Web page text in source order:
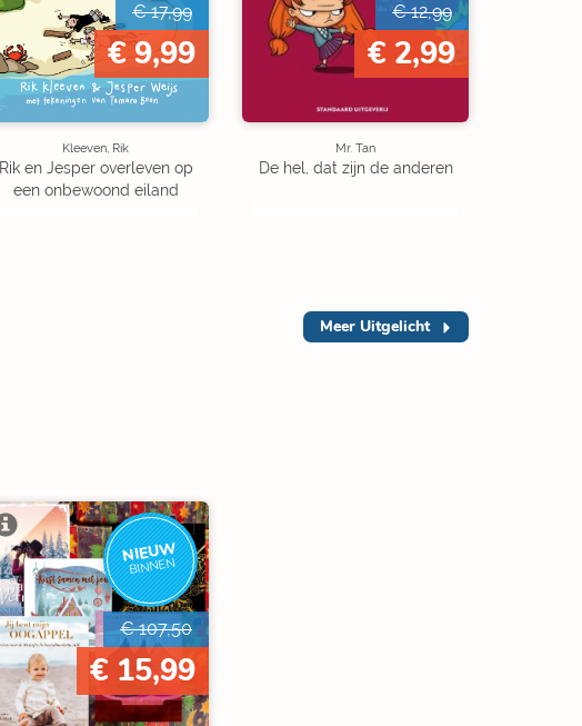
€ 17,99
€ 9,99
Kleeven, Rik
Rik en Jesper overleven op
een onbewoond eiland
€ 12,99
€ 2,99
Mr. Tan
De hel, dat zijn de anderen
Meer Uitgelicht
NIEUW
BINNEN
€ 107,50
€ 15,99